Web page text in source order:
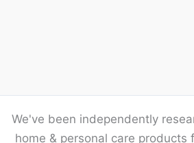
We've been independently
home & personal care products